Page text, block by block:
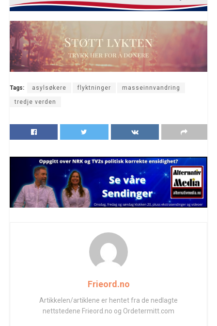
Tags: asylsøkere flyktninger masseinnvandring
tredje verden
Frieord.no
Artikkelen/artiklene er hentet fra de nedlagte
nettstedene Frieord.no og Ordetermitt.com